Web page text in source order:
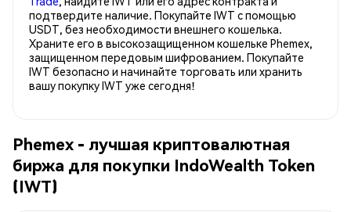
подтвердите наличие. Покупайте IWT с помощью
USDT, без необходимости внешнего кошелька.
Храните его в высокозащищенном кошельке Phemex,
защищенном передовым шифрованием. Покупайте
IWT безопасно и начинайте торговать или хранить
вашу покупку IWT уже сегодня!
Phemex - лучшая криптовалютная
биржа для покупки IndoWealth Token
(IWT)